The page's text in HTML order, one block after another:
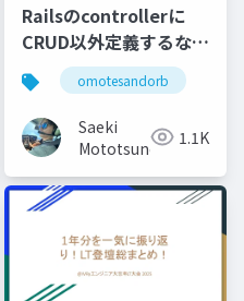
crud以外定義するな委員会
Railsのcontrollerに
CRUD以外定義するな委
員会活動報告
omotesandorb
Saeki
Mototsune
1.1K